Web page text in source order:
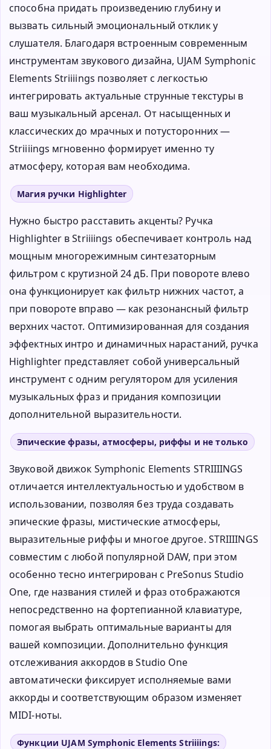
способна придать произведению глубину и
вызвать сильный эмоциональный отклик у
слушателя. Благодаря встроенным современным
инструментам звукового дизайна, UJAM Symphonic
Elements Striiiings позволяет с легкостью
интегрировать актуальные струнные текстуры в
ваш музыкальный арсенал. От насыщенных и
классических до мрачных и потусторонних —
Striiiings мгновенно формирует именно ту
атмосферу, которая вам необходима.
Магия ручки Highlighter
Нужно быстро расставить акценты? Ручка
Highlighter в Striiiings обеспечивает контроль над
мощным многорежимным синтезаторным
фильтром с крутизной 24 дБ. При повороте влево
она функционирует как фильтр нижних частот, а
при повороте вправо — как резонансный фильтр
верхних частот. Оптимизированная для создания
эффектных интро и динамичных нарастаний, ручка
Highlighter представляет собой универсальный
инструмент с одним регулятором для усиления
музыкальных фраз и придания композиции
дополнительной выразительности.
Эпические фразы, атмосферы, риффы и не только
Звуковой движок Symphonic Elements STRIIIINGS
отличается интеллектуальностью и удобством в
использовании, позволяя без труда создавать
эпические фразы, мистические атмосферы,
выразительные риффы и многое другое. STRIIIINGS
совместим с любой популярной DAW, при этом
особенно тесно интегрирован с PreSonus Studio
One, где названия стилей и фраз отображаются
непосредственно на фортепианной клавиатуре,
помогая выбрать оптимальные варианты для
вашей композиции. Дополнительно функция
отслеживания аккордов в Studio One
автоматически фиксирует исполняемые вами
аккорды и соответствующим образом изменяет
MIDI-ноты.
Функции UJAM Symphonic Elements Striiiings: